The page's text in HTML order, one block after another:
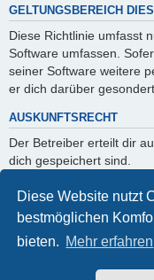
Diese Website nutzt
bestmöglichen
bieten. Mehr erfahren
GELTUNGSBEREICH
Diese Richtlinie umfasst
Software umfassen.
seiner Software weitere
er dich darüber
AUSKUNFTSRECHT
Der Betreiber erteilt dir
dich gespeichert sind.
Du kannst jederzeit die
verlangen. Kontaktiere